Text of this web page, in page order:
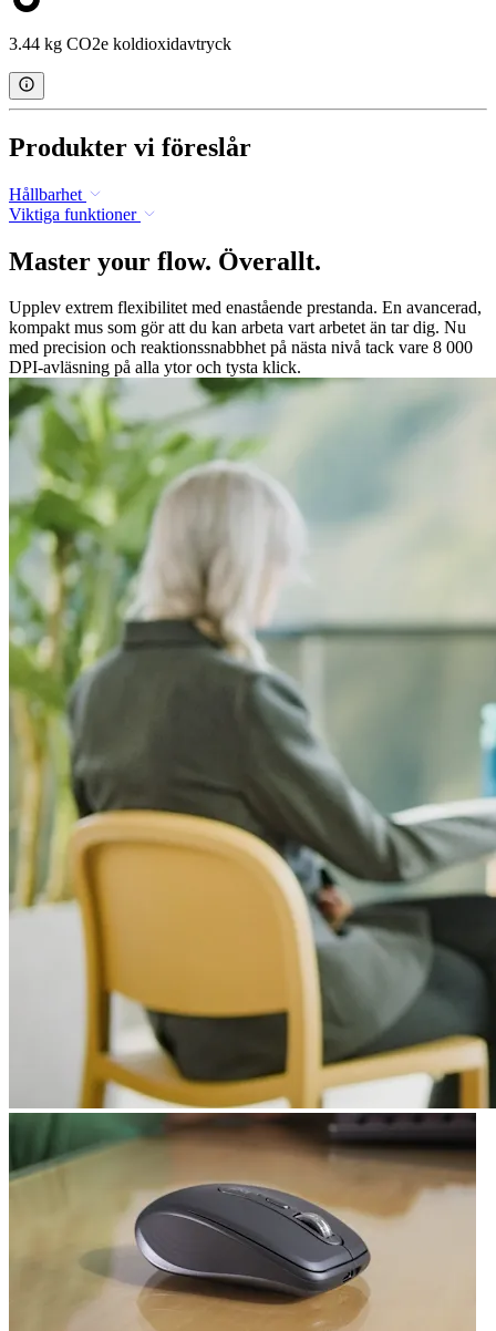
3.44 kg CO2e koldioxidavtryck
Produkter vi föreslår
Hållbarhet
Viktiga funktioner
Master your flow. Överallt.
Upplev extrem flexibilitet med enastående prestanda. En avancerad,
kompakt mus som gör att du kan arbeta vart arbetet än tar dig. Nu
med precision och reaktionssnabbhet på nästa nivå tack vare 8 000
DPI-avläsning på alla ytor och tysta klick.